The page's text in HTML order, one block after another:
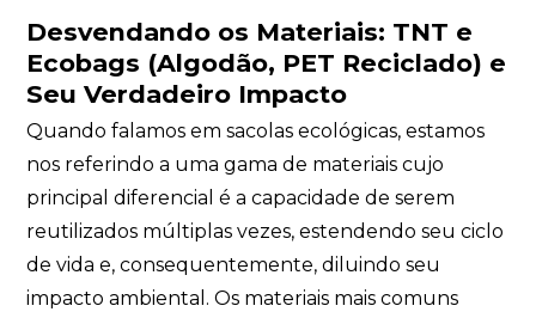
Desvendando os Materiais: TNT e
Ecobags (Algodão, PET Reciclado) e
Seu Verdadeiro Impacto
Quando falamos em sacolas ecológicas, estamos
nos referindo a uma gama de materiais cujo
principal diferencial é a capacidade de serem
reutilizados múltiplas vezes, estendendo seu ciclo
de vida e, consequentemente, diluindo seu
impacto ambiental. Os materiais mais comuns